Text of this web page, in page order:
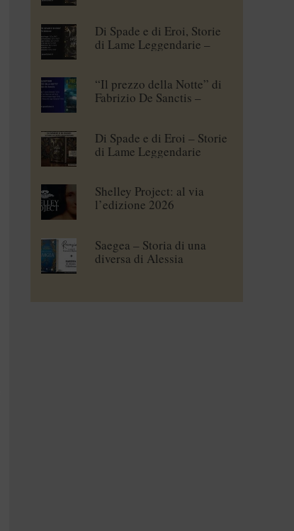
Di Spade e di Eroi, Storie
di Lame Leggendarie –
“Il prezzo della Notte” di
Fabrizio De Sanctis –
Di Spade e di Eroi – Storie
di Lame Leggendarie
Shelley Project: al via
l’edizione 2026
Saegea – Storia di una
diversa di Alessia